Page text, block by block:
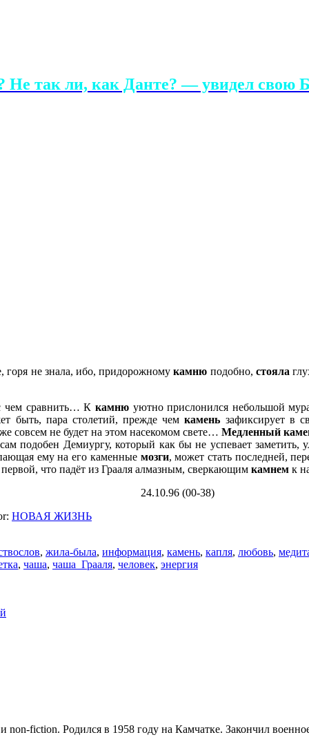
так ли, как Данте? — увидел свою
горя не знала, ибо, придорожномукамню подобно, стояла
чем сравнить… К камнюуютно прислонился небольшой
быть, пара столетий, прежде чем камень зафиксирует в
совсем не будет на этом насекомом свете… Медленный
подобен Демиургу, который как бы не успевает заметить,
ему на его каменные мозги, может стать последней,
что падёт из Грааля алмазным, сверкающим камнем к
38)
НОВАЯ ЖИЗНЬ
, жила-была, информация, камень, капля, любовь,
, чаша, чаша_Грааля, человек, энергия
fiction. Родился в 1958 году на Камчатке. Закончил